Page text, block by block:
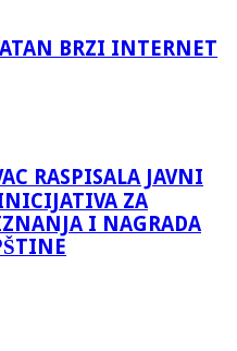
BRZI INTERNET
RASPISALA JAVNI
ZA
I NAGRADA